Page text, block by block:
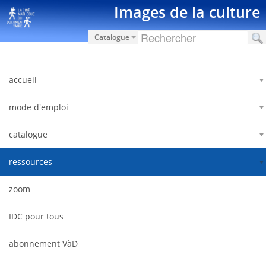
Pular para o conteúdo Images de la culture
Catalogue
accueil
mode d'emploi
catalogue
ressources
zoom
IDC pour tous
abonnement VàD